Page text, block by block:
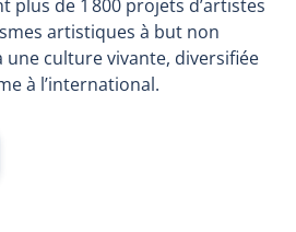
plus de 1 800 projets d’artistes
artistiques à but non
culture vivante, diversifiée
à l’international.